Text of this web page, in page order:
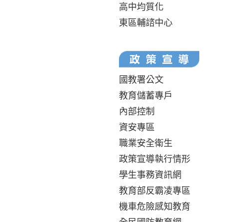
高中均質化
東區輔諮中心
國教署公文
教育儲蓄專戶
內部控制
資安專區
職業安全衛生
政策宣導執行情形
學生事務資訊網
教育部反霸凌專區
機車危險感知教育